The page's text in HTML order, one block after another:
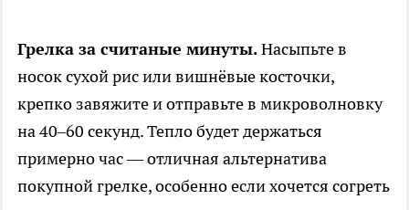
Грелка за считаные минуты.Насыпьте в
носок сухой рис или вишнёвые косточки,
крепко завяжите и отправьте в микроволновку
на 40–60 секунд. Тепло будет держаться
примерно час — отличная альтернатива
покупной грелке, особенно если хочется согреть